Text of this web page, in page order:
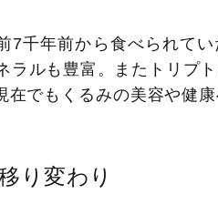
7千年前から食べられて
ルも豊富。またトリプ
でもくるみの美容や健
り変わり